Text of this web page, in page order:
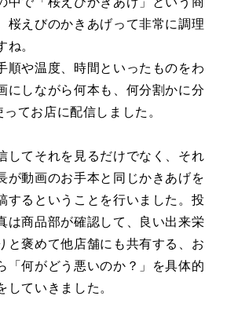
桜えびのかきあげって非常に調理
ね。
順や温度、時間といったものをわ
にしながら何本も、何分割かに分
てお店に配信しました。
してそれを見るだけでなく、それ
が動画のお手本と同じかきあげを
するということを行いました。投
は商品部が確認して、良い出来栄
と褒めて他店舗にも共有する、お
「何がどう悪いのか？」を具体的
していきました。